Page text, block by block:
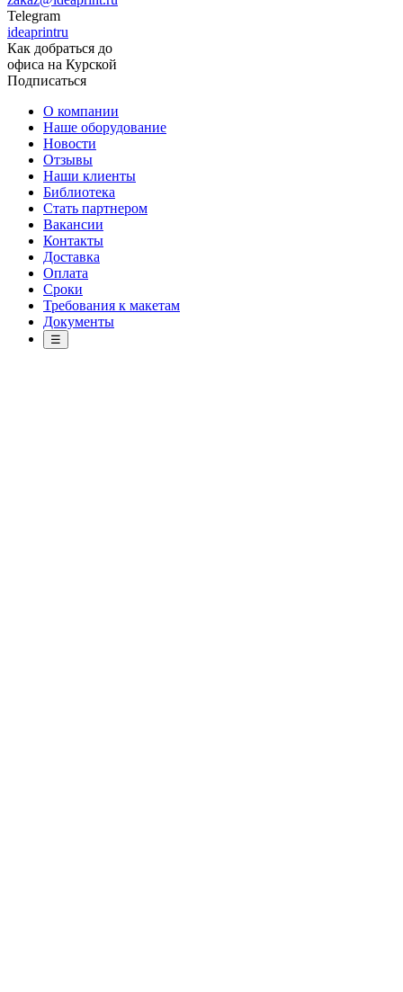
Telegram
ideaprintru
Как добраться до
офиса на Курской
Подписаться
О компании
Наше оборудование
Новости
Отзывы
Наши клиенты
Библиотека
Стать партнером
Вакансии
Контакты
Доставка
Оплата
Сроки
Требования к макетам
Документы
☰